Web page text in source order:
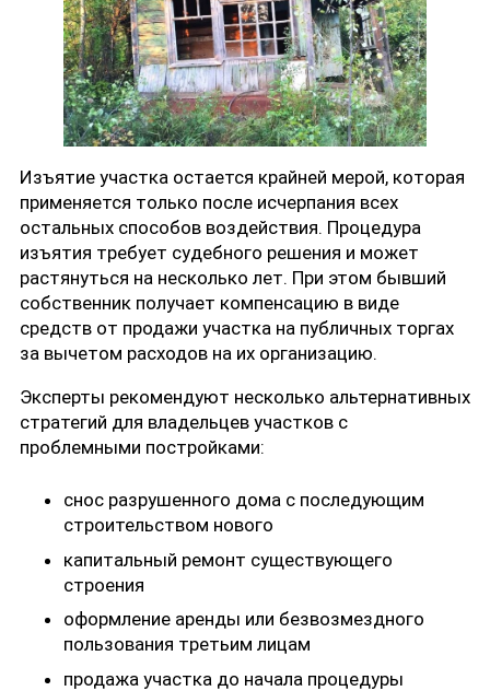
Изъятие участка остается крайней мерой, которая
применяется только после исчерпания всех
остальных способов воздействия. Процедура
изъятия требует судебного решения и может
растянуться на несколько лет. При этом бывший
собственник получает компенсацию в виде
средств от продажи участка на публичных торгах
за вычетом расходов на их организацию.
Эксперты рекомендуют несколько альтернативных
стратегий для владельцев участков с
проблемными постройками:
снос разрушенного дома с последующим
строительством нового
капитальный ремонт существующего
строения
оформление аренды или безвозмездного
пользования третьим лицам
продажа участка до начала процедуры